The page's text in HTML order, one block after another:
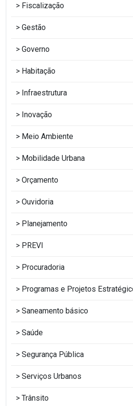
Fiscalização
Gestão
Governo
Habitação
Infraestrutura
Inovação
Meio Ambiente
Mobilidade Urbana
Orçamento
Ouvidoria
Planejamento
PREVI
Procuradoria
Programas e Projetos
Saneamento básico
Saúde
Segurança Pública
Serviços Urbanos
Trânsito